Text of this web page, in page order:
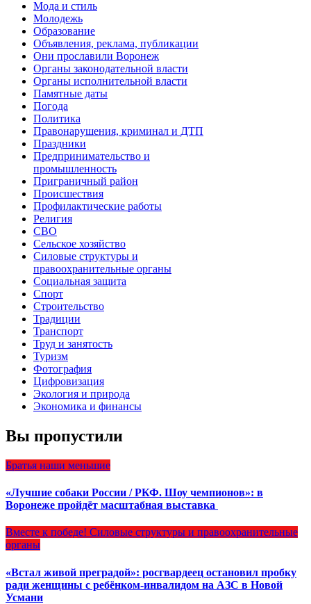
Мода и стиль
Молодежь
Образование
Объявления, реклама, публикации
Они прославили Воронеж
Органы законодательной власти
Органы исполнительной власти
Памятные даты
Погода
Политика
Правонарушения, криминал и ДТП
Праздники
Предпринимательство и
промышленность
Приграничный район
Происшествия
Профилактические работы
Религия
СВО
Сельское хозяйство
Силовые структуры и
правоохранительные органы
Социальная защита
Спорт
Строительство
Традиции
Транспорт
Труд и занятость
Туризм
Фотография
Цифровизация
Экология и природа
Экономика и финансы
Вы пропустили
Братья наши меньшие
«Лучшие собаки России / РКФ. Шоу чемпионов»: в
Воронеже пройдёт масштабная выставка
Вместе к победе! Силовые структуры и правоохранительные
органы
«Встал живой преградой»: росгвардеец остановил пробку
ради женщины с ребёнком-инвалидом на АЗС в Новой
Усмани